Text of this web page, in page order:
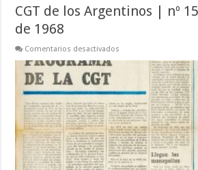
CGT de los Argentinos | nº
de 1968
Comentarios desactivados
Argentinos
|
nº
15
–
6
de
agosto
de
1968